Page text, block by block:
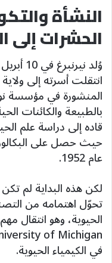
النشأة
الحشرات إلى
المنشورة في مؤسسة
بالطبيعة والكائنات
عام 1952.
لكن هذه البداية لم
تحوّل اهتمامه من
الحيوية، وهو انتقال
في الكيمياء الحيوية.